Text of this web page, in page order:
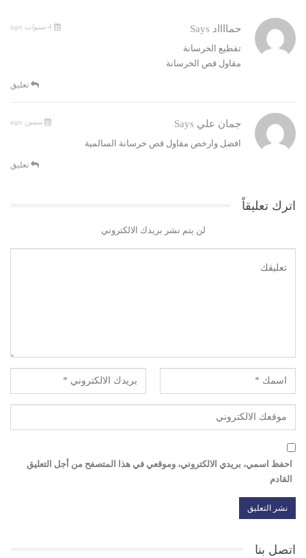
حمااااد Says
‏تقطيع الخرسانة
‏مقاول قص الخرسانة
تعليق
جمان علي Says سنتين ago
افضل وارخص مقاول قص خرسانة السالمية
تعليق
اترك تعليقاً
لن يتم نشر بريدك الالكتروني
احفظ اسمي، بريدي الالكتروني، وموقعي في هذا المتصفح من أجل التعليق
القادم
اتصل بنا